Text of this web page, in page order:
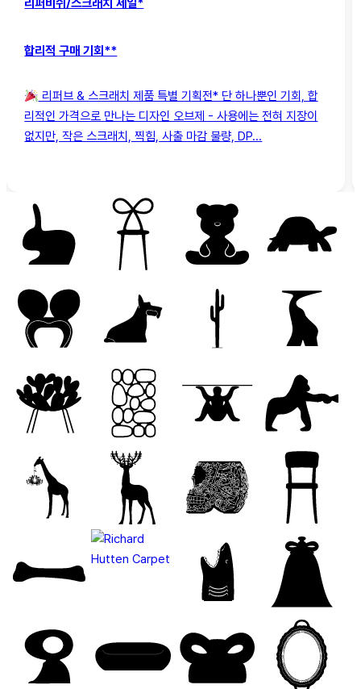
합리적 구매 기회**
리퍼브 & 스크래치 제품 특별 기획전* 단 하나뿐인 기회, 합
리적인 가격으로 만나는 디자인 오브제 - 사용에는 전혀 지장이
없지만, 작은 스크래치, 찍힘, 사출 마감 불량, DP...